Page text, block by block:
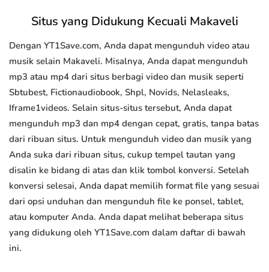
Situs yang Didukung Kecuali Makaveli
Dengan YT1Save.com, Anda dapat mengunduh video atau
musik selain Makaveli. Misalnya, Anda dapat mengunduh
mp3 atau mp4 dari situs berbagi video dan musik seperti
Sbtubest, Fictionaudiobook, Shpl, Novids, Nelasleaks,
Iframe1videos. Selain situs-situs tersebut, Anda dapat
mengunduh mp3 dan mp4 dengan cepat, gratis, tanpa batas
dari ribuan situs. Untuk mengunduh video dan musik yang
Anda suka dari ribuan situs, cukup tempel tautan yang
disalin ke bidang di atas dan klik tombol konversi. Setelah
konversi selesai, Anda dapat memilih format file yang sesuai
dari opsi unduhan dan mengunduh file ke ponsel, tablet,
atau komputer Anda. Anda dapat melihat beberapa situs
yang didukung oleh YT1Save.com dalam daftar di bawah
ini.